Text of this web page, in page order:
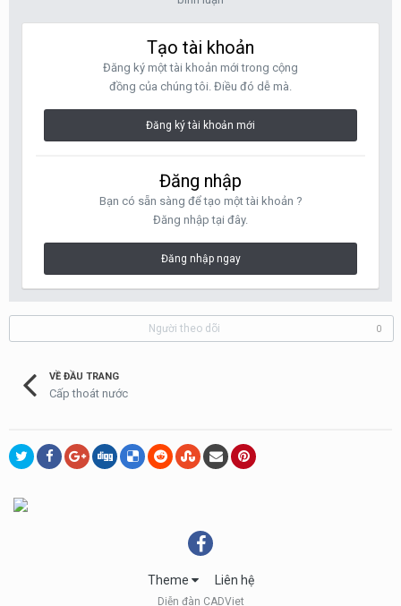
Tạo tài khoản
Đăng ký một tài khoản mới trong cộng
đồng của chúng tôi. Điều đó dễ mà.
Đăng ký tài khoản mới
Đăng nhập
Bạn có sẵn sàng để tạo một tài khoản ?
Đăng nhập tại đây.
Đăng nhập ngay
Người theo dõi 0
VỀ ĐẦU TRANG
Cấp thoát nước
Theme Liên hệ
Diễn đàn CADViet